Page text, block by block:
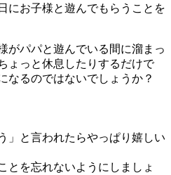
にお子様と遊んでもらうことを
がパパと遊んでいる間に溜まっ
ょっと休息したりするだけで
なるのではないでしょうか？
」と言われたらやっぱり嬉しい
とを忘れないようにしましょ